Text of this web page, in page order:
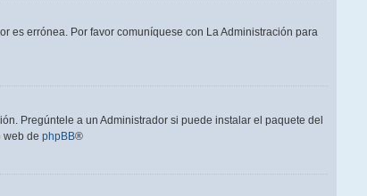
es errónea. Por favor comuníquese con La Administración para
Pregúntele a un Administrador si puede instalar el paquete del
web de phpBB®